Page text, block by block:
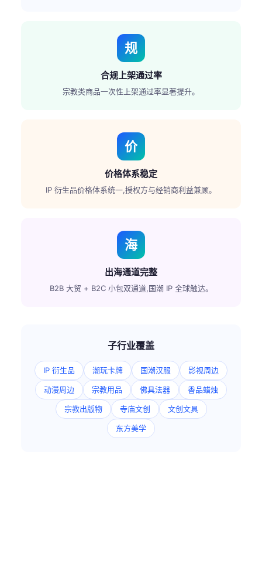
规
合规上架通过率
宗教类商品一次性上架通过率显著提升。
价
价格体系稳定
IP 衍生品价格体系统一,授权方与经销商利益兼顾。
海
出海通道完整
B2B 大贸 + B2C 小包双通道,国潮 IP 全球触达。
子行业覆盖
IP 衍生品 潮玩卡牌 国潮汉服 影视周边
动漫周边 宗教用品 佛具法器 香品蜡烛
宗教出版物 寺庙文创 文创文具
东方美学